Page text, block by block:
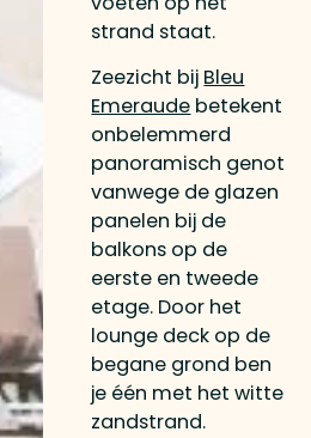
strand staat.
Zeezicht bij Bleu
Emeraude betekent
onbelemmerd
panoramisch genot
vanwege de glazen
panelen bij de
balkons op de
eerste en tweede
etage. Door het
lounge deck op de
begane grond ben
je één met het witte
zandstrand.